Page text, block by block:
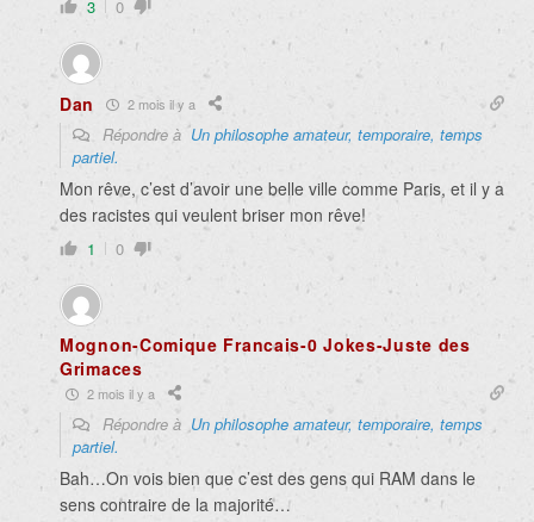
3 0
Dan 2 mois il y a
Répondre àUn philosophe amateur, temporaire, temps
partiel.
Mon rêve, c’est d’avoir une belle ville comme Paris, et il y a
des racistes qui veulent briser mon rêve!
1 0
Mognon-Comique Francais-0 Jokes-Juste des
Grimaces
2 mois il y a
Répondre à Un philosophe amateur, temporaire, temps
partiel.
Bah…On vois bien que c’est des gens qui RAM dans le
sens contraire de la majorité…